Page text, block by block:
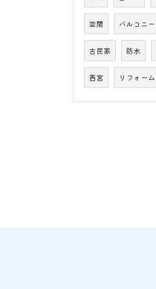
空間 バルコニー
古民家 防水
西宮 リフォーム